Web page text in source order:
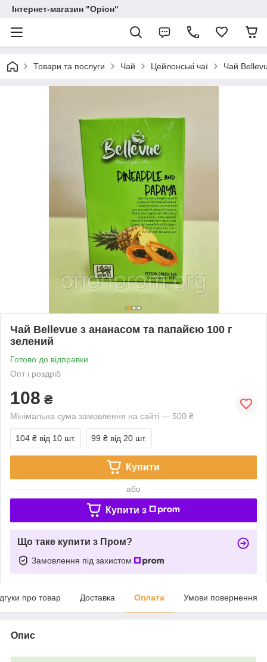
Інтернет-магазин "Оріон"
Товари та послуги Чай Цейлонські чаї Чай
Чай Bellevue з ананасом та папайєю 100 г
зелений
Готово до відправки
Опт і роздріб
108 ₴
Мінімальна сума замовлення на сайті — 500 ₴
104 ₴ від 10 шт. 99 ₴ від 20 шт.
Купити
або
Купити з
Що таке купити з Пром?
Замовлення під захистом
про товар Доставка Оплата Умови повернення
Опис